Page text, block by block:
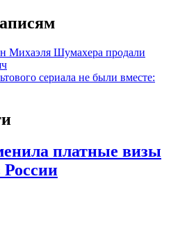
Михаэля Шумахера продали
сериала не были вместе:
платные визы
России